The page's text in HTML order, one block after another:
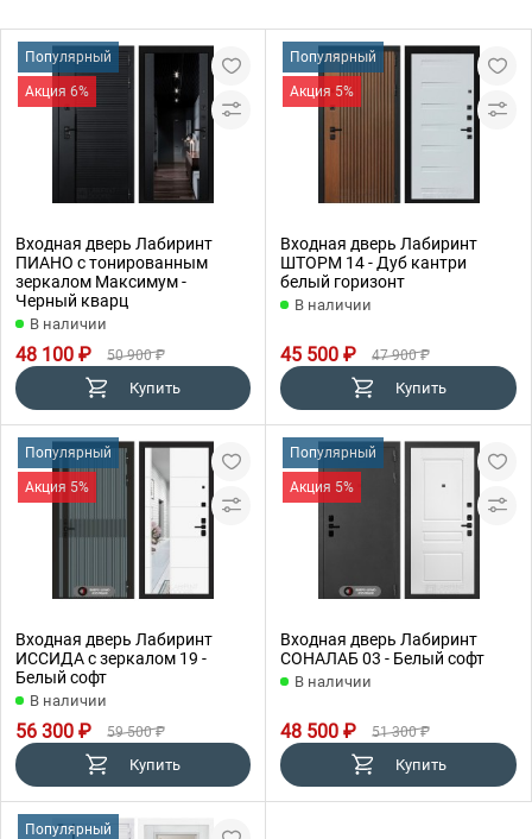
Популярный
Акция 6%
Входная дверь Лабиринт
ПИАНО с тонированным
зеркалом Максимум -
Черный кварц
В наличии
48 100 ₽ 50 900 ₽
Купить
Популярный
Акция 5%
Входная дверь Лабиринт
ШТОРМ 14 - Дуб кантри
белый горизонт
В наличии
45 500 ₽ 47 900 ₽
Купить
Популярный
Акция 5%
Входная дверь Лабиринт
ИССИДА с зеркалом 19 -
Белый софт
В наличии
56 300 ₽ 59 500 ₽
Купить
Популярный
Акция 5%
Входная дверь Лабиринт
СОНАЛАБ 03 - Белый софт
В наличии
48 500 ₽ 51 300 ₽
Купить
Популярный